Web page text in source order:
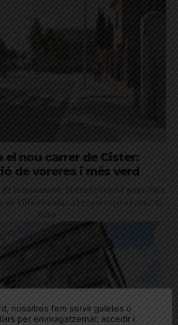
el nou carrer de Cister:
de voreres i més verd
la Bonanova, Districte també posa data
de Vil·la Florida i a l'espai verd a l'antic El
Kubo
nosaltres fem servir galetes o
per emmagatzemar, accedir i